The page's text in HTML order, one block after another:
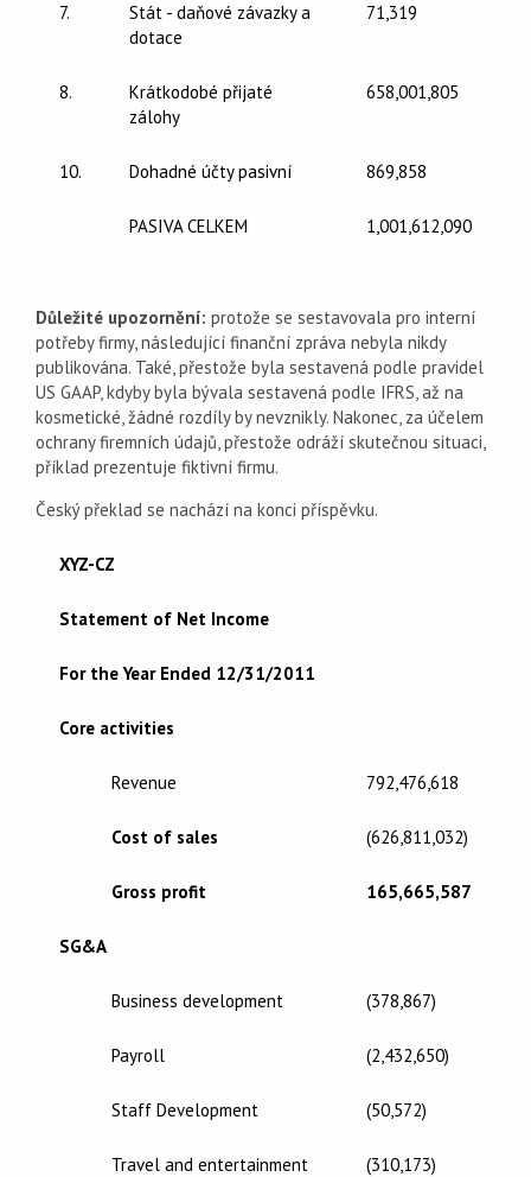
7.
Stát - daňové závazky a
dotace
71,319
8.
Krátkodobé přijaté
zálohy
658,001,805
10. Dohadné účty pasivní 869,858
PASIVA CELKEM 1,001,612,090
Důležité upozornění: protože se sestavovala pro interní
potřeby firmy, následující finanční zpráva nebyla nikdy
publikována. Také, přestože byla sestavená podle pravidel
US GAAP, kdyby byla bývala sestavená podle IFRS, až na
kosmetické, žádné rozdíly by nevznikly. Nakonec, za účelem
ochrany firemních údajů, přestože odráží skutečnou situaci,
příklad prezentuje fiktivní firmu.
Český překlad se nachází na konci příspěvku.
XYZ-CZ
Statement of Net Income
For the Year Ended 12/31/2011
Core activities
Revenue 792,476,618
Cost of sales (626,811,032)
Gross profit 165,665,587
SG&A
Business development (378,867)
Payroll (2,432,650)
Staff Development (50,572)
Travel and entertainment (310,173)